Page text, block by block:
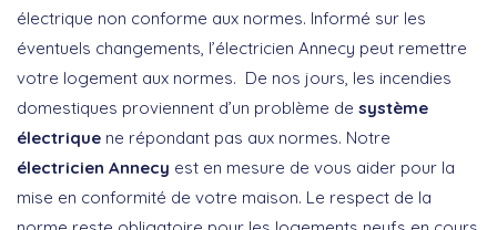
électrique non conforme aux normes. Informé sur les
éventuels changements, l’électricien Annecy peut remettre
votre logement aux normes. De nos jours, les incendies
domestiques proviennent d’un problème de système
électrique ne répondant pas aux normes. Notre
électricien Annecy est en mesure de vous aider pour la
mise en conformité de votre maison. Le respect de la